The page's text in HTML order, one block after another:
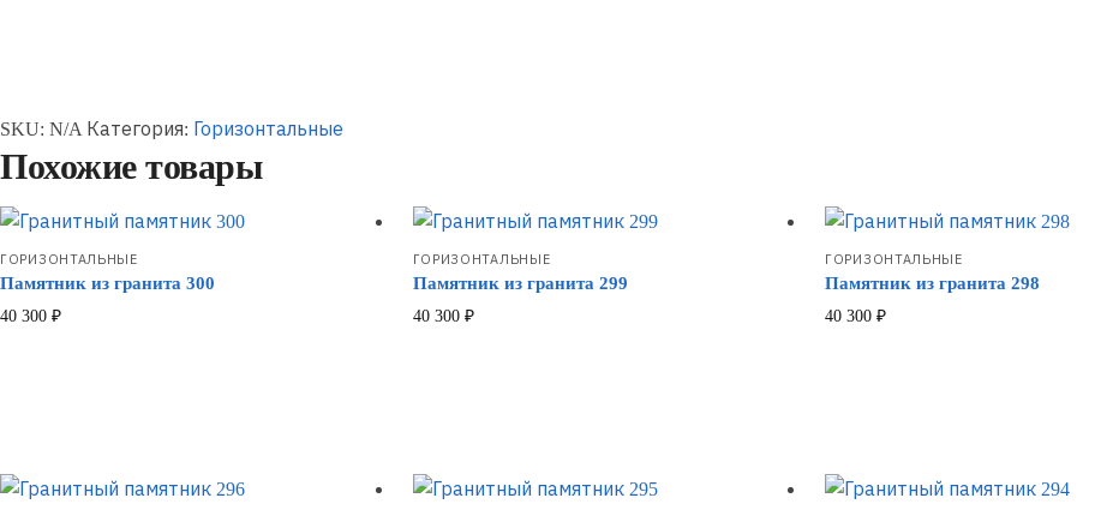
SKU: N/A Категория: Горизонтальные
Похожие товары
ГОРИЗОНТАЛЬНЫЕ
Памятник из гранита 300
40 300 ₽
ГОРИЗОНТАЛЬНЫЕ
Памятник из гранита 299
40 300 ₽
ГОРИЗОНТАЛЬНЫЕ
Памятник из гранита 298
40 300 ₽